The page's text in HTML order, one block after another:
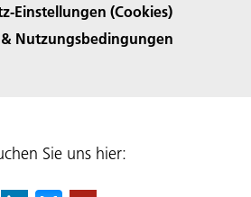
Einstellungen (Cookies)
& Nutzungsbedingungen
Sie uns hier: